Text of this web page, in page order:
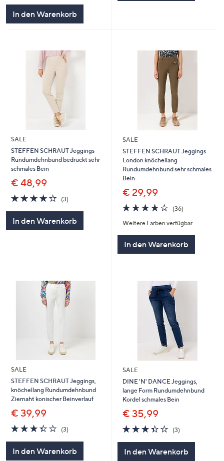
In den Warenkorb
SALE
STEFFEN SCHRAUT Jeggings
Rundumdehnbund bedruckt sehr
schmales Bein
€ 48,99
3.7
von
(3)
In den Warenkorb
SALE
STEFFEN SCHRAUT Jeggings
London knöchellang
Rundumdehnbund sehr schmales
Bein
€ 29,99
3.6
von
5
(36)
Weitere Farben verfügbar
In den Warenkorb
SALE
STEFFEN SCHRAUT Jeggings,
knöchellang Rundumdehnbund
Ziernaht konischer Beinverlauf
€ 39,99
3.3
von
(3)
In den Warenkorb
SALE
DINE 'N' DANCE Jeggings,
lange Form Rundumdehnbund
Kordel schmales Bein
€ 35,99
3.3
von
(3)
In den Warenkorb